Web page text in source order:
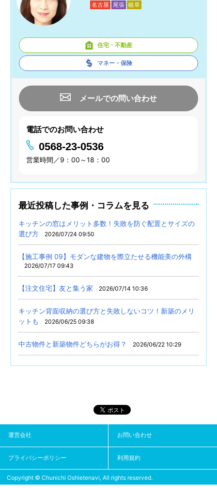
名古屋 尾張 岐阜
住宅・不動産
マネー・保険
メールでの問い合わせ
電話でのお問い合わせ
0568-23-0536
営業時間／9：00～18：00
最近投稿した事例・コラムを見る
キッチンの窓はメリット多数！失敗を防ぐ配置とサイズの
選び方
2026/07/24 09:50
【施工事例 09】モダンな建物を際立たせる機能美の外構
2026/07/17 09:43
【注文住宅】友と集う家 2026/07/14 10:36
キッチン背面収納の選び方と失敗しないコツ！新築のメリ
ットも
2026/06/25 09:38
中古物件と新築物件どちらがお得？ 2026/06/22 10:29
運営会社 お問い合わせ
プライバシーポリシー 利用規約
Copyright © Chunichi Oshietenavi, All rights reserved.